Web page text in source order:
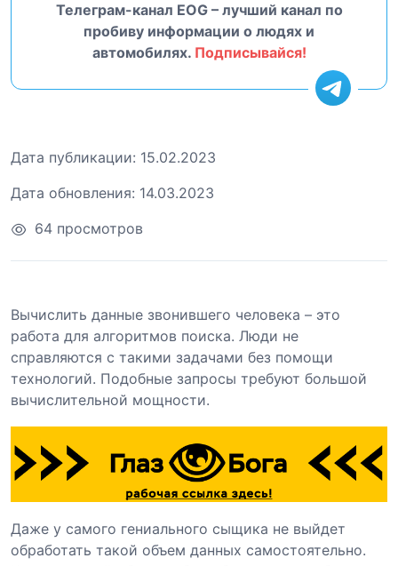
Телеграм-канал EOG – лучший канал по
пробиву информации о людях и
автомобилях. Подписывайся!
Дата публикации: 15.02.2023
Дата обновления: 14.03.2023
64 просмотров
Вычислить данные звонившего человека – это
работа для алгоритмов поиска. Люди не
справляются с такими задачами без помощи
технологий. Подобные запросы требуют большой
вычислительной мощности.
Даже у самого гениального сыщика не выйдет
обработать такой объем данных самостоятельно.